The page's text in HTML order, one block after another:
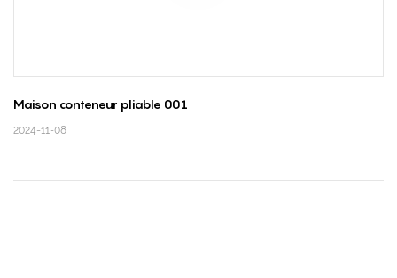
Maison conteneur pliable 001
2024-11-08